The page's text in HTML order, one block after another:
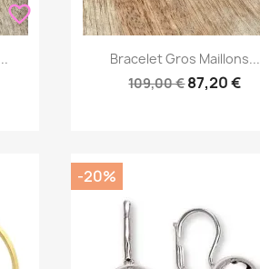
favorite_border
Aperçu rapide
Bracelet Gros Maillons...
109,00 €87,20 €
-20%